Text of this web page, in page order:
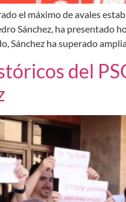
el máximo de avales
Sánchez, ha presentado
Sánchez ha superado
del